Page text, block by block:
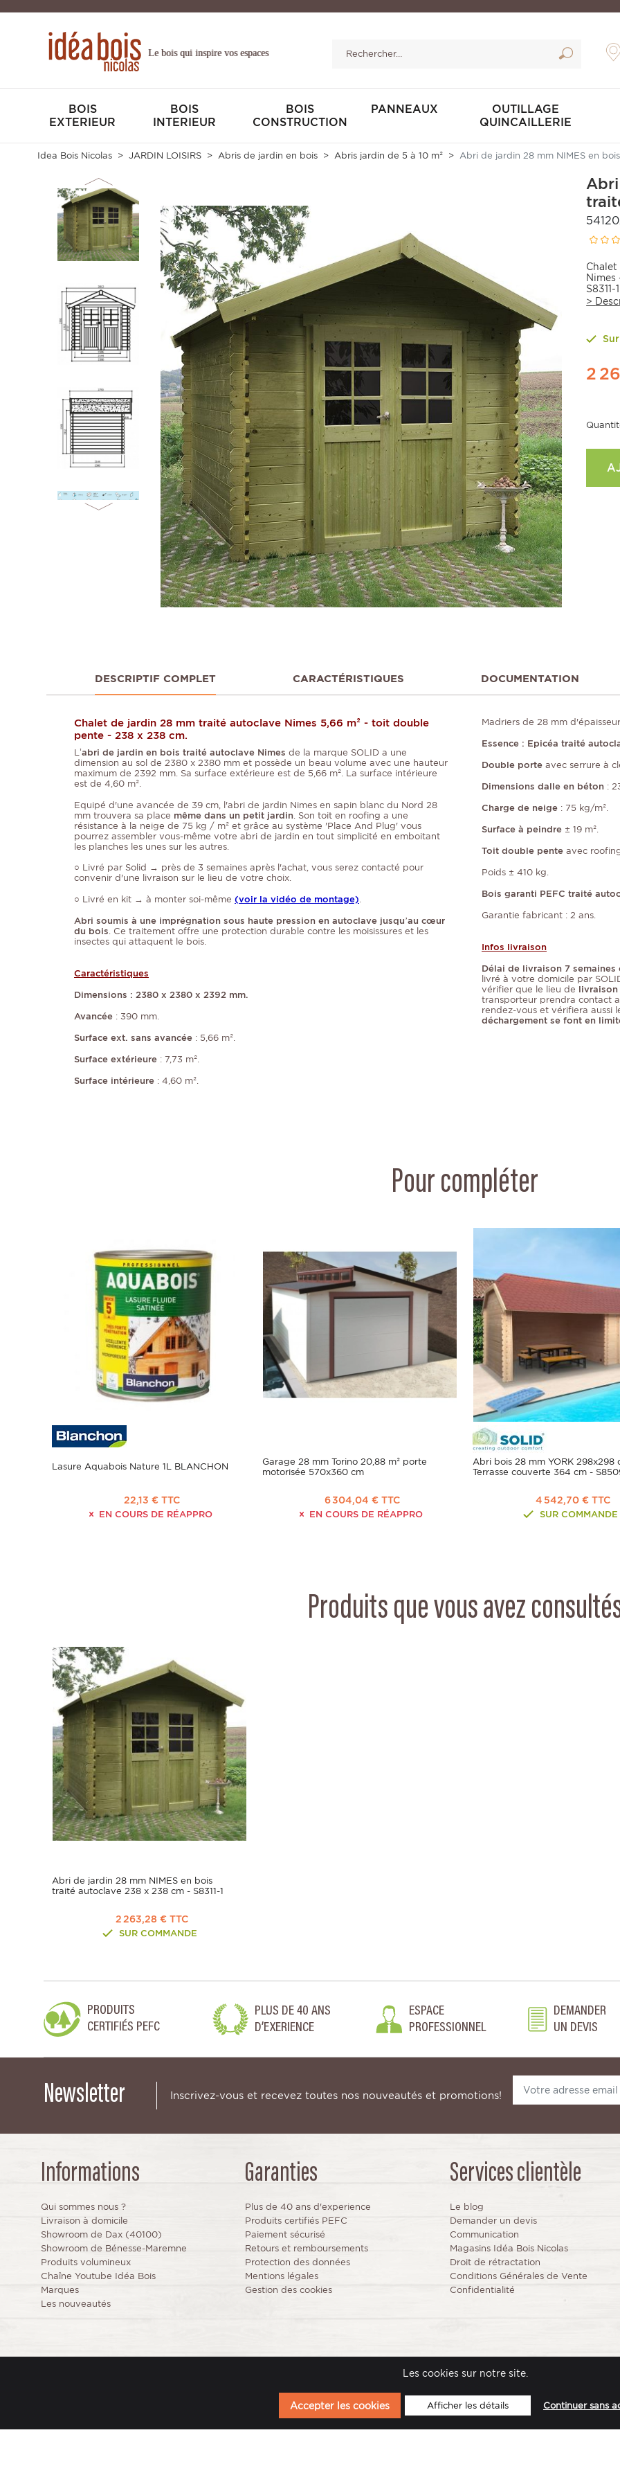
Le bois qui inspire vos espaces
BOIS
EXTERIEUR
BOIS
INTERIEUR
BOIS
CONSTRUCTION
PANNEAUX
OUTILLAGE
QUINCAILLERIE
Idea Bois Nicolas JARDIN LOISIRS Abris de jardin en bois Abris jardin de 5 à 10 m² Abri de jardin 28 mm NIMES en
S8311-
>
2
DESCRIPTIF COMPLET CARACTÉRISTIQUES DOCUMENTATION
Chalet de jardin 28 mm traité autoclave Nimes 5,66 m² - toit double
pente - 238 x 238 cm.
L’abri de jardin en bois traité autoclave Nimes de la marque SOLID a une
dimension au sol de 2380 x 2380 mm et possède un beau volume avec une hauteur
maximum de 2392 mm. Sa surface extérieure est de 5,66 m². La surface intérieure
est de 4,60 m².
Equipé d'une avancée de 39 cm, l'abri de jardin Nimes en sapin blanc du Nord 28
mm trouvera sa place même dans un petit jardin . Son toit en roofing a une
résistance à la neige de 75 kg / m² et grâce au système 'Place And Plug' vous
pourrez assembler vous-même votre abri de jardin en tout simplicité en emboitant
les planches les unes sur les autres.
○ Livré par Solid → près de 3 semaines après l'achat, vous serez contacté pour
convenir d'une livraison sur le lieu de votre choix.
○ Livré en kit → à monter soi-même (voir la vidéo de montage)
Abri soumis à une imprégnation sous haute pression en autoclave jusqu’au cœur
du bois . Ce traitement offre une protection durable contre les moisissures et les
insectes qui attaquent le bois.
Caractéristiques
Dimensions : 2380 x 2380 x 2392 mm.
Avancée : 390 mm.
Surface ext. sans avancée : 5,66 m².
Surface extérieure : 7,73 m².
Surface intérieure : 4,60 m².
Madriers de 28 mm
Essence : Epicéa traité
Double porte avec serrure à
Dimensions dalle en béton :
Charge de neige : 75 kg/m².
Surface à peindre ± 19 m².
Toit double pente avec
Poids ± 410 kg.
Bois garanti PEFC traité
Garantie fabricant : 2 ans.
Infos livraison
Délai de livraison 7 semaines
livré à votre domicile par
vérifier que le lieu de livraison
transporteur prendra contact
rendez-vous et vérifiera aussi
déchargement se font en
Pour compléter
Lasure Aquabois Nature 1L BLANCHON
22,13 € TTC
EN COURS DE RÉAPPRO
Garage 28 mm Torino 20,88 m² porte
motorisée 570x360 cm
6 304,04 € TTC
EN COURS DE RÉAPPRO
Abri bois 28 mm YORK 298x298
Terrasse couverte 364 cm -
4 542,70 € TTC
SUR COMMANDE
Produits que vous avez
Abri de jardin 28 mm NIMES en bois
traité autoclave 238 x 238 cm - S8311-1
2 263,28 € TTC
SUR COMMANDE
PRODUITS
CERTIFIÉS PEFC
PLUS DE 40 ANS
D’EXERIENCE
ESPACE
PROFESSIONNEL
DEMANDER
UN DEVIS
Newsletter Inscrivez-vous et recevez toutes nos nouveautés et promotions!
Informations
Qui sommes nous ?
Livraison à domicile
Showroom de Dax (40100)
Showroom de Bénesse-Maremne
Produits volumineux
Chaîne Youtube Idéa Bois
Marques
Les nouveautés
Garanties
Plus de 40 ans d'experience
Produits certifiés PEFC
Paiement sécurisé
Retours et remboursements
Protection des données
Mentions légales
Gestion des cookies
Services clientèle
Le blog
Demander un devis
Communication
Magasins Idéa Bois Nicolas
Droit de rétractation
Conditions Générales de Vente
Confidentialité
Site réalisé parla solution e-commerce Arobases
Les cookies sur notre site.
Accepter les cookies Afficher les détails Continuer sans